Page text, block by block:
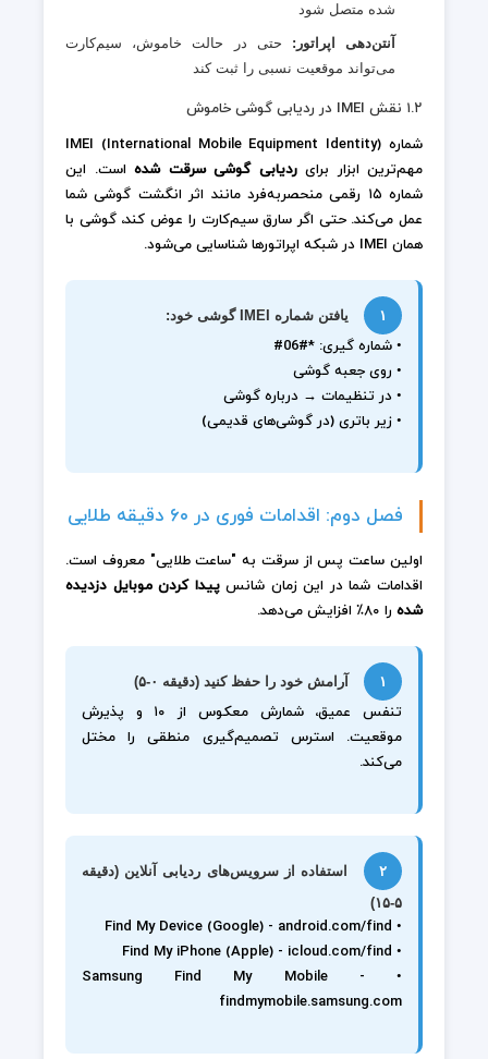
شده متصل شود
آنتن‌دهی اپراتور: حتی در حالت خاموش، سیم‌کارت
می‌تواند موقعیت نسبی را ثبت کند
۱.۲ نقش IMEI در ردیابی گوشی خاموش
شماره IMEI (International Mobile Equipment Identity)
مهم‌ترین ابزار برایردیابی گوشی سرقت شده است. این
شماره ۱۵ رقمی منحصربه‌فرد مانند اثر انگشت گوشی شما
عمل می‌کند. حتی اگر سارق سیم‌کارت را عوض کند، گوشی با
همان IMEI در شبکه اپراتورها شناسایی می‌شود.
۱ یافتن شماره IMEI گوشی خود:
• شماره گیری: *#06#
• روی جعبه گوشی
• در تنظیمات → درباره گوشی
• زیر باتری (در گوشی‌های قدیمی)
فصل دوم: اقدامات فوری در ۶۰ دقیقه طلایی
اولین ساعت پس از سرقت به "ساعت طلایی" معروف است.
اقدامات شما در این زمان شانسپیدا کردن موبایل دزدیده
شده را ۸۰٪ افزایش می‌دهد.
۱ آرامش خود را حفظ کنید (دقیقه ۰-۵)
تنفس عمیق، شمارش معکوس از ۱۰ و پذیرش
موقعیت. استرس تصمیم‌گیری منطقی را مختل
می‌کند.
۲
استفاده از سرویس‌های ردیابی آنلاین (دقیقه
۵-۱۵)
• Find My Device (Google) - android.com/find
• Find My iPhone (Apple) - icloud.com/find
• Samsung Find My Mobile -
findmymobile.samsung.com